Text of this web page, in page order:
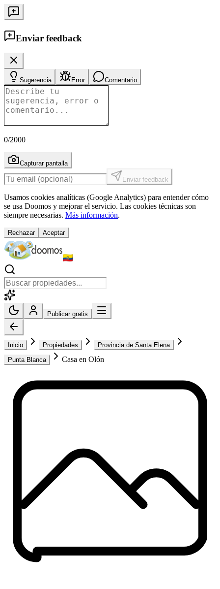
Enviar feedback
Sugerencia Error Comentario
0/2000
Capturar pantalla
Enviar feedback
Usamos cookies analíticas (Google Analytics) para entender cómo
se usa Doomos y mejorar el servicio. Las cookies técnicas son
siempre necesarias. Más información.
Rechazar Aceptar
Publicar gratis
Inicio Propiedades
Provincia de Santa Elena
Punta Blanca
Casa en Olón